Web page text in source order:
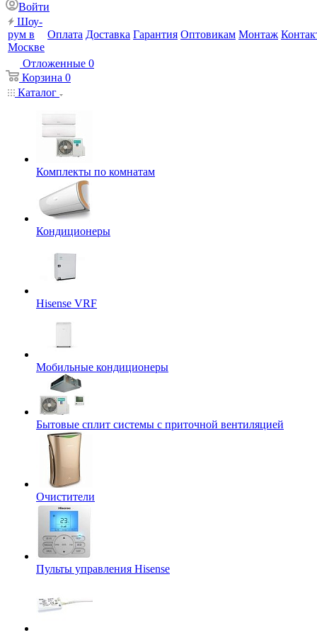
Войти
Шоу-
рум в
Москве
Оплата Доставка Гарантия Оптовикам Монтаж
Отложенные 0
Корзина 0
Каталог
Комплекты по комнатам
Кондиционеры
Hisense VRF
Мобильные кондиционеры
Бытовые сплит системы с приточной вентиляцией
Очистители
Пульты управления Hisense